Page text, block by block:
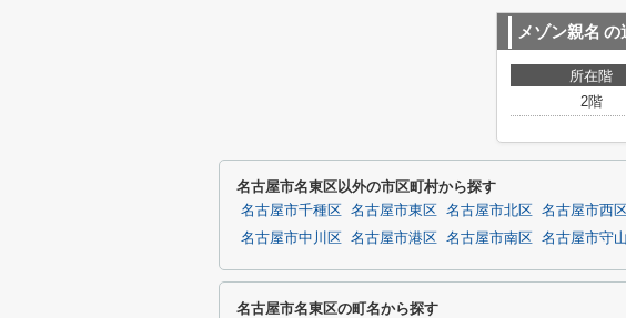
メゾン親名 の
所在階
2階
名古屋市名東区以外の市区町村から探す
名古屋市千種区 名古屋市東区 名古屋市北区 名古屋市西区
名古屋市中川区
名古屋市港区 名古屋市南区 名古屋市守
名古屋市名東区の町名から探す